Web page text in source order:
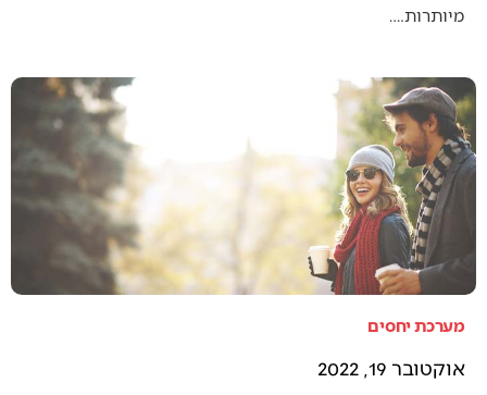
מיותרות.…
מערכת יחסים
אוקטובר 19, 2022